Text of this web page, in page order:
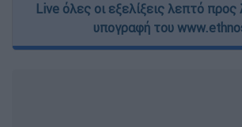
Live όλες οι εξελίξεις λεπτό
υπογραφή του